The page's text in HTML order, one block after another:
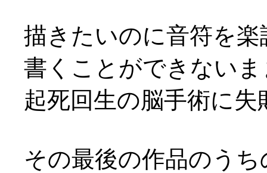
描きたいのに音符を
書くことができないま
起死回生の脳手術に
その最後の作品のう